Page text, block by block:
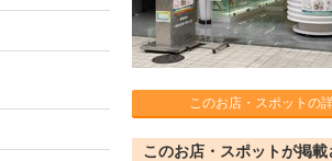
このお店・スポットの
このお店・スポットが掲